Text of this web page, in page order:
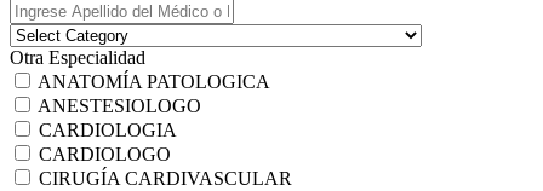
Otra Especialidad
ANATOMÍA PATOLOGICA
ANESTESIOLOGO
CARDIOLOGIA
CARDIOLOGO
CIRUGÍA CARDIVASCULAR